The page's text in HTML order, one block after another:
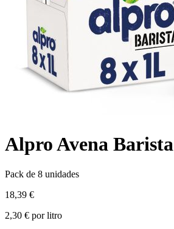
Alpro Avena Barista
Pack de 8 unidades
18,39 €
2,30 € por litro